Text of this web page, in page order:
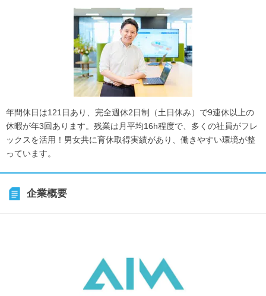
年間休日は121日あり、完全週休2日制（土日休み）で9連休以上の
休暇が年3回あります。残業は月平均16h程度で、多くの社員がフレ
ックスを活用！男女共に育休取得実績があり、働きやすい環境が整
っています。
企業概要